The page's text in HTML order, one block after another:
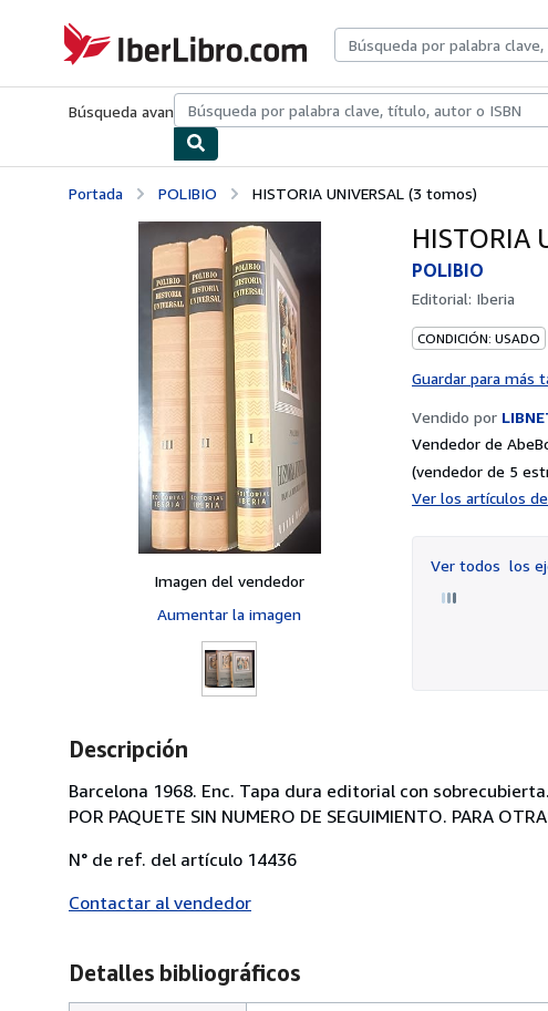
IberLibro.com
Búsqueda avanzadaColecciones Libros antiguosArte y coleccionismo
Portada POLIBIO HISTORIA UNIVERSAL (3 tomos)
Imagen del vendedor
Aumentar la imagen
HISTORIA
POLIBIO
Editorial: Iberia
CONDICIÓN: USADO
Guardar para más
Vendido por
Vendedor de
(vendedor de 5
Ver los artículos
Ver todos los
Descripción
Barcelona 1968. Enc. Tapa dura editorial con sobrecubierta.
POR PAQUETE SIN NUMERO DE SEGUIMIENTO. PARA
N° de ref. del artículo 14436
Contactar al vendedor
Detalles bibliográficos